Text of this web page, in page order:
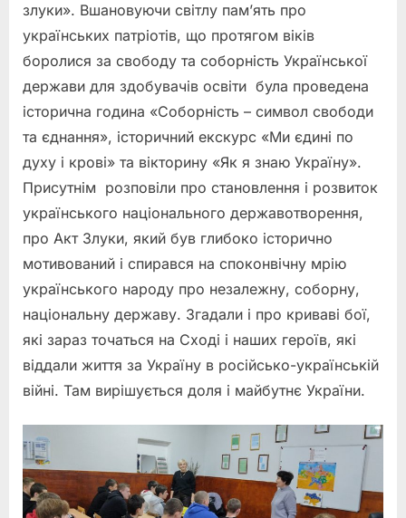
злуки». Вшановуючи світлу пам’ять про
українських патріотів, що протягом віків
боролися за свободу та соборність Української
держави для здобувачів освіти була проведена
історична година «Соборність – символ свободи
та єднання», історичний екскурс «Ми єдині по
духу і крові» та вікторину «Як я знаю Україну».
Присутнім розповіли про становлення і розвиток
українського національного державотворення,
про Акт Злуки, який був глибоко історично
мотивований і спирався на споконвічну мрію
українського народу про незалежну, соборну,
національну державу. Згадали і про криваві бої,
які зараз точаться на Сході і наших героїв, які
віддали життя за Україну в російсько-українській
війні. Там вирішується доля і майбутнє України.